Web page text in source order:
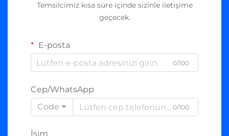
Temsilcimiz kısa süre içinde sizinle iletişime
geçecek.
E-posta
0/100
Cep/WhatsApp
Code
0/100
İsim